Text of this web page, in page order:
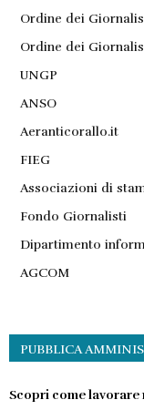
Ordine dei
Ordine dei
UNGP
ANSO
Aeranticorallo.it
FIEG
Associazioni di
Fondo Giornalisti
Dipartimento
AGCOM
PUBBLICA
Scopri come